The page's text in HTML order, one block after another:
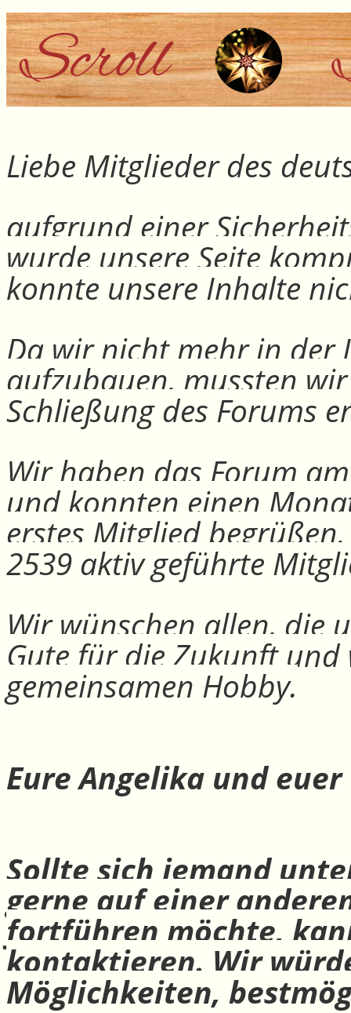
Liebe Mitglieder des
aufgrund einer
wurde unsere Seite
konnte unsere Inhalte
Da wir nicht mehr in der
aufzubauen, mussten
Schließung des Forums
Wir haben das Forum
und konnten einen
erstes Mitglied
2539 aktiv geführte
Wir wünschen allen, die
Gute für die Zukunft
gemeinsamen Hobby.
Eure Angelika und
Sollte sich jemand
gerne auf einer
fortführen möchte,
kontaktieren. Wir
Möglichkeiten,